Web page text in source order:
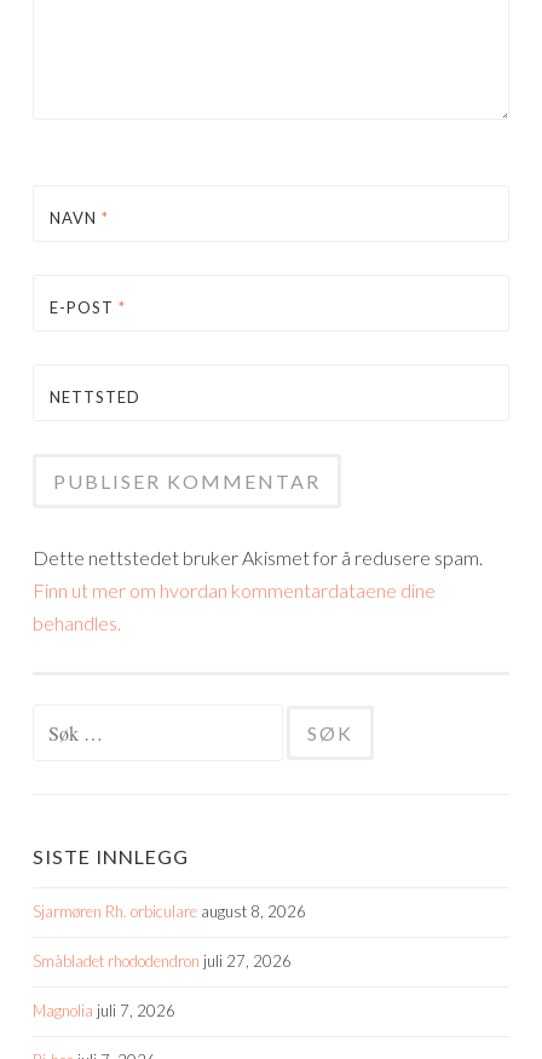
NAVN *
E-POST *
NETTSTED
Dette nettstedet bruker Akismet for å redusere spam.
Finn ut mer om hvordan kommentardataene dine
behandles.
SISTE INNLEGG
Sjarmøren Rh. orbiculare august 8, 2026
Småbladet rhododendron juli 27, 2026
Magnolia juli 7, 2026